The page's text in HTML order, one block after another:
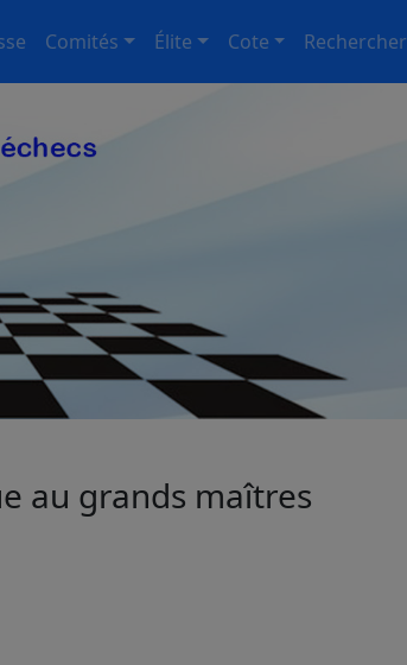
Comités Élite Cote Rechercher
au grands maîtres